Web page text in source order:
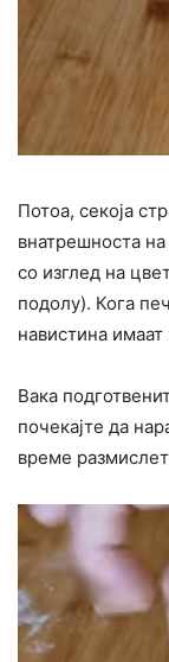
Потоа, секоја
внатрешноста на
со изглед на
подолу). Кога
навистина
Вака
почекајте да
време